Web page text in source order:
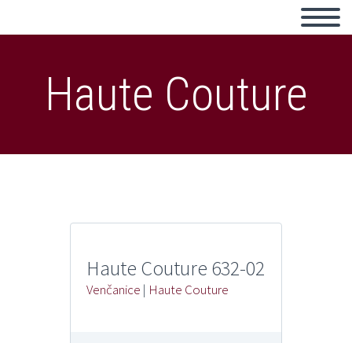
Haute Couture
Haute Couture 632-02
Venčanice | Haute Couture